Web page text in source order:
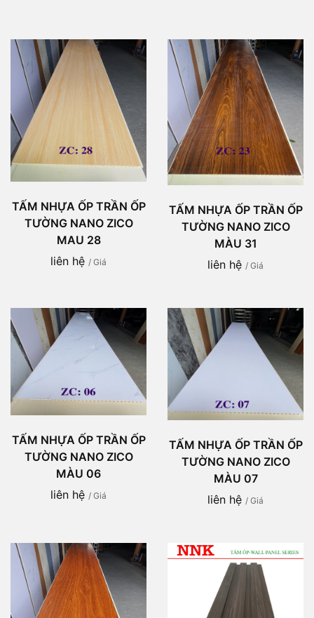
TẤM NHỰA ỐP TRẦN ỐP
TƯỜNG NANO ZICO
MAU 28
liên hệ / Giá
TẤM NHỰA ỐP TRẦN ỐP
TƯỜNG NANO ZICO
MÀU 31
liên hệ / Giá
TẤM NHỰA ỐP TRẦN ỐP
TƯỜNG NANO ZICO
MÀU 06
liên hệ / Giá
TẤM NHỰA ỐP TRẦN ỐP
TƯỜNG NANO ZICO
MÀU 07
liên hệ / Giá